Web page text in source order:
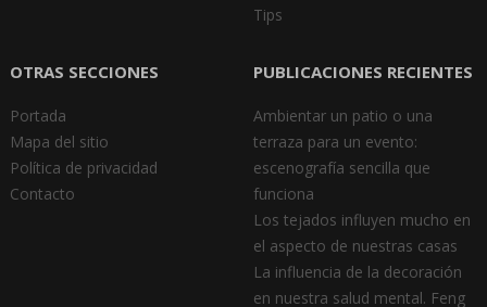
Tips
OTRAS SECCIONES
Portada
Mapa del sitio
Política de privacidad
Contacto
PUBLICACIONES RECIENTES
Ambientar un patio o una
terraza para un evento:
escenografía sencilla que
funciona
Los tejados influyen mucho en
el aspecto de nuestras casas
La influencia de la decoración
en nuestra salud mental. Feng